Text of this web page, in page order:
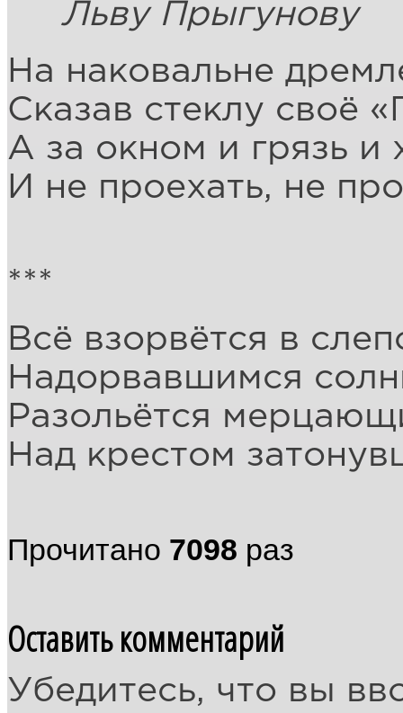
Льву Прыгунову
На наковальне
Сказав стеклу своё
А за окном и грязь и
И не проехать, не
***
Всё взорвётся в
Надорвавшимся
Разольётся
Над крестом
Прочитано 7098 раз
Оставить комментарий
Убедитесь, что вы